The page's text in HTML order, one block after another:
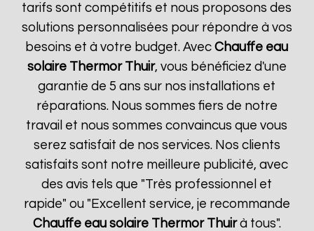
tarifs sont compétitifs et nous proposons des
solutions personnalisées pour répondre à vos
besoins et à votre budget. AvecChauffe eau
solaire Thermor Thuir, vous bénéficiez d'une
garantie de 5 ans sur nos installations et
réparations. Nous sommes fiers de notre
travail et nous sommes convaincus que vous
serez satisfait de nos services. Nos clients
satisfaits sont notre meilleure publicité, avec
des avis tels que "Très professionnel et
rapide" ou "Excellent service, je recommande
Chauffe eau solaire Thermor Thuirà tous".